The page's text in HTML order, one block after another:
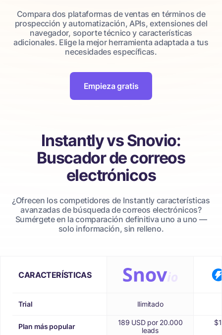
Compara dos plataformas de ventas en términos de
prospección y automatización, APIs, extensiones del
navegador, soporte técnico y características
adicionales. Elige la mejor herramienta adaptada a tus
necesidades específicas.
Empieza gratis
Instantly vs Snovio:
Buscador de correos
electrónicos
¿Ofrecen los competidores de Instantly características
avanzadas de búsqueda de correos electrónicos?
Sumérgete en la comparación definitiva uno a uno —
solo información, sin relleno.
CARACTERÍSTICAS
Trial Ilimitado
Plan más popular
189 USD por 20.000
leads